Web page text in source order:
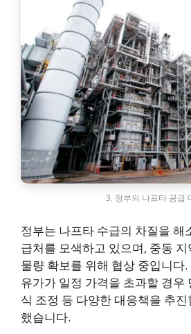
3. 정부의 나프타 공급
정부는 나프타 수급의 차질을 해
급처를 모색하고 있으며, 중동
물량 확보를 위해 협상 중입니다
유가가 일정 가격을 초과할 경우
식 조정 등 다양한 대응책을 추
했습니다.